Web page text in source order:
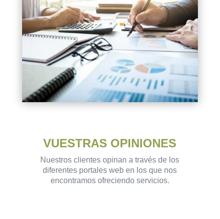
VUESTRAS OPINIONES
Nuestros clientes opinan a través de los
diferentes portales web en los que nos
encontramos ofreciendo servicios.